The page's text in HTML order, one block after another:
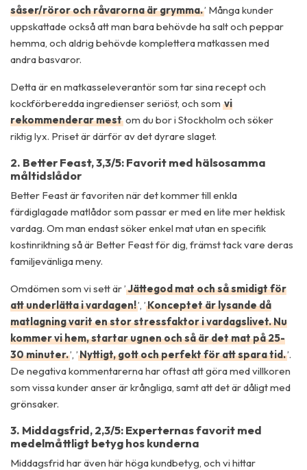
såser/röror och råvarorna är grymma.’ Många kunder
uppskattade också att man bara behövde ha salt och peppar
hemma, och aldrig behövde komplettera matkassen med
andra basvaror.
Detta är en matkasseleverantör som tar sina recept och
kockförberedda ingredienser seriöst, och som vi
rekommenderar mest om du bor i Stockholm och söker
riktig lyx. Priset är därför av det dyrare slaget.
2. Better Feast, 3,3/5: Favorit med hälsosamma
måltidslådor
Better Feast är favoriten när det kommer till enkla
färdiglagade matlådor som passar er med en lite mer hektisk
vardag. Om man endast söker enkel mat utan en specifik
kostinriktning så är Better Feast för dig, främst tack vare deras
familjevänliga meny.
Omdömen som vi sett är ’Jättegod mat och så smidigt för
att underlätta i vardagen!’, ’Konceptet är lysande då
matlagning varit en stor stressfaktor i vardagslivet. Nu
kommer vi hem, startar ugnen och så är det mat på 25-
30 minuter.’, ’Nyttigt, gott och perfekt för att spara tid.’.
De negativa kommentarerna har oftast att göra med villkoren
som vissa kunder anser är krångliga, samt att det är dåligt med
grönsaker.
3. Middagsfrid, 2,3/5: Experternas favorit med
medelmåttligt betyg hos kunderna
Middagsfrid har även här höga kundbetyg, och vi hittar